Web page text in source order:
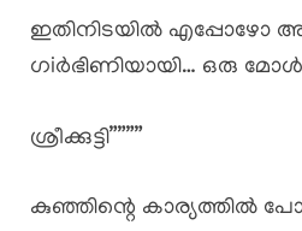
ഇതിനിടയിൽ എപ്പോഴോ
ഗiർഭിണിയായി… ഒരു
ശ്രീക്കുട്ടി””””
കുഞ്ഞിന്റെ കാര്യത്തിൽ